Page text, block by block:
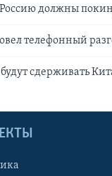
должны
телефонный
сдерживать